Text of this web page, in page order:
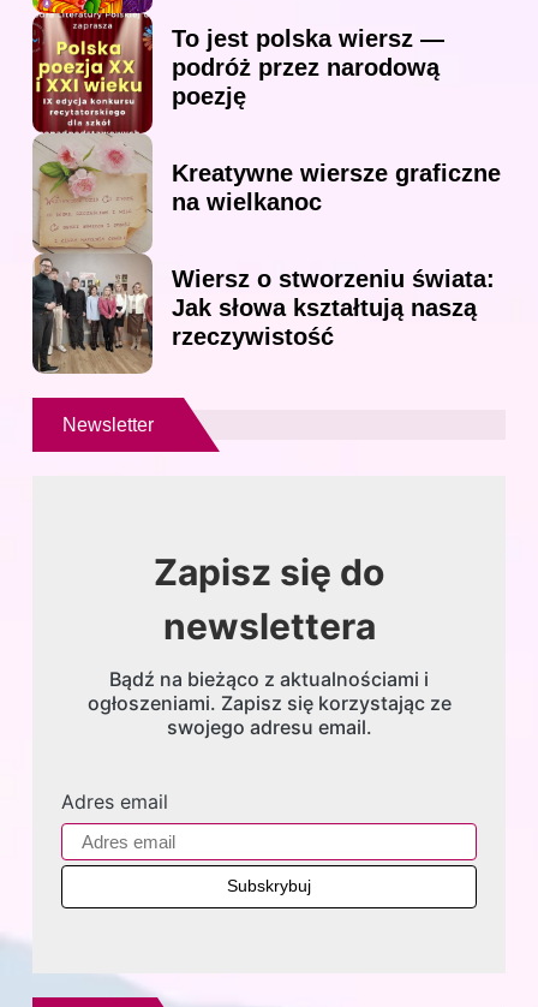
To jest polska wiersz —
podróż przez narodową
poezję
Kreatywne wiersze graficzne
na wielkanoc
Wiersz o stworzeniu świata:
Jak słowa kształtują naszą
rzeczywistość
Newsletter
Zapisz się do
newslettera
Bądź na bieżąco z aktualnościami i
ogłoszeniami. Zapisz się korzystając ze
swojego adresu email.
Adres email